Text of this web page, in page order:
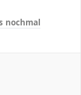
nochmal